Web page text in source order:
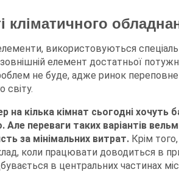
кліматичного
використовуються
елемент достатньої
не буде, адже ринок
світу.
на кілька кімнат сьогодні хочуть
Але переваги таких варіантів
за мінімальних витрат. Крім
коли працювати доводиться в
в центральних частинах